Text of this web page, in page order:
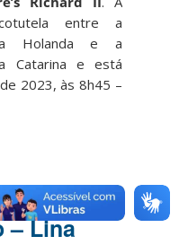
entre a
Holanda e a
Catarina e está
2023, às 8h45 –
– Lina